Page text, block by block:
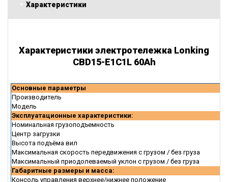
Характеристики
Характеристики электротележка Lonking
CBD15-E1C1L 60Ah
Основные параметры
Производитель
Модель
Эксплуатационные характеристики:
Номинальная грузоподъемность
Центр загрузки
Высота подъёма вил
Максимальная скорость передвижения с грузом / без груза
Максимальный приодолеваемый уклон с грузом / без груза
Габаритные размеры и масса:
Консоль управления верхнее/нижнее положение